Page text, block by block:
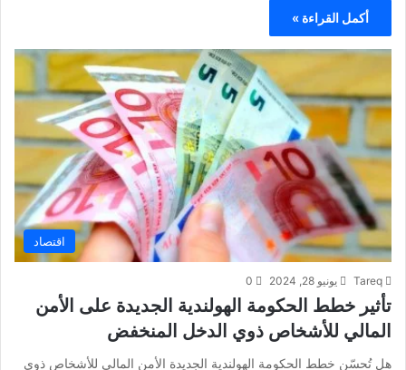
أكمل القراءة »
اقتصاد
Tareq يونيو 28, 2024 0
تأثير خطط الحكومة الهولندية الجديدة على الأمن
المالي للأشخاص ذوي الدخل المنخفض
هل تُحسّن خطط الحكومة الهولندية الجديدة الأمن المالي للأشخاص ذوي